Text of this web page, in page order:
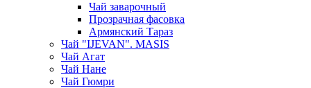
Чай заварочный
Прозрачная фасовка
Армянский Тараз
Чай "IJEVAN". MASIS
Чай Агат
Чай Нане
Чай Гюмри